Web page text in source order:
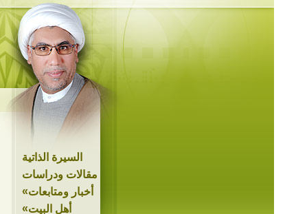
السيرة الذاتية
مقالات ودراسات
»أخبار ومتابعات
»أهل البيت